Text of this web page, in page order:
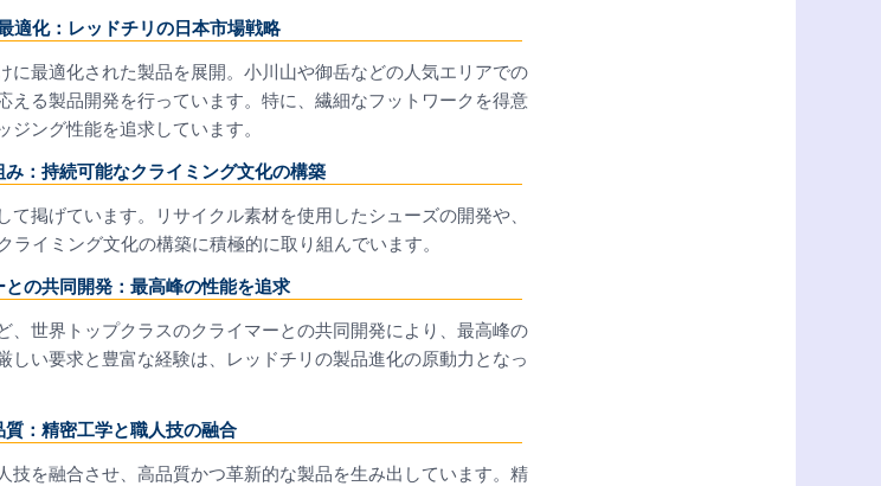
適化：レッドチリの日本市場戦略
に最適化された製品を展開。小川山や御岳などの人気エリアでの
える製品開発を行っています。特に、繊細なフットワークを得意
ング性能を追求しています。
：持続可能なクライミング文化の構築
掲げています。リサイクル素材を使用したシューズの開発や、
イミング文化の構築に積極的に取り組んでいます。
との共同開発：最高峰の性能を追求
、世界トップクラスのクライマーとの共同開発により、最高峰の
しい要求と豊富な経験は、レッドチリの製品進化の原動力となっ
質：精密工学と職人技の融合
技を融合させ、高品質かつ革新的な製品を生み出しています。精